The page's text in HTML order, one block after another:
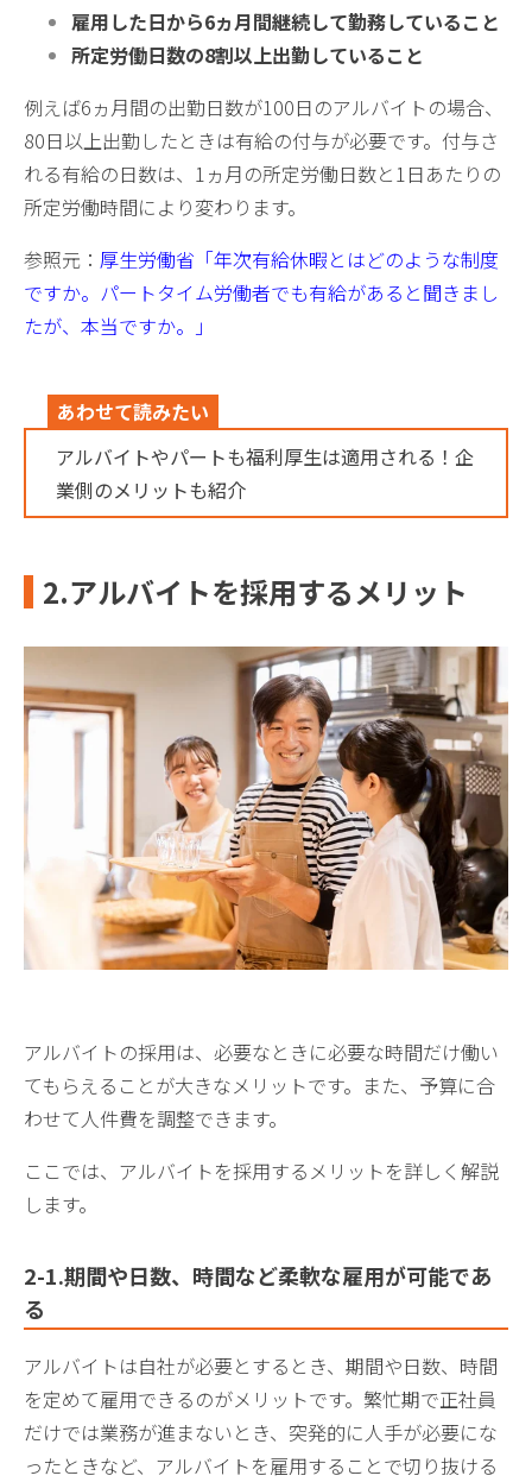
雇用した日から6ヵ月間継続して勤務していること
所定労働日数の8割以上出勤していること
例えば6ヵ月間の出勤日数が100日のアルバイトの場合、
80日以上出勤したときは有給の付与が必要です。付与さ
れる有給の日数は、1ヵ月の所定労働日数と1日あたりの
所定労働時間により変わります。
参照元： 厚生労働省「年次有給休暇とはどのような制度
ですか。パートタイム労働者でも有給があると聞きまし
たが、本当ですか。」
あわせて読みたい
アルバイトやパートも福利厚生は適用される！企
業側のメリットも紹介
2.アルバイトを採用するメリット
アルバイトの採用は、必要なときに必要な時間だけ働い
てもらえることが大きなメリットです。また、予算に合
わせて人件費を調整できます。
ここでは、アルバイトを採用するメリットを詳しく解説
します。
2-1.期間や日数、時間など柔軟な雇用が可能であ
る
アルバイトは自社が必要とするとき、期間や日数、時間
を定めて雇用できるのがメリットです。繁忙期で正社員
だけでは業務が進まないとき、突発的に人手が必要にな
ったときなど、アルバイトを雇用することで切り抜ける